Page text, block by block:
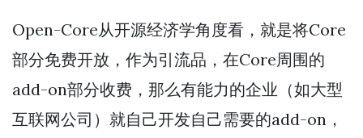
Open-Core从开源经济学角度看，就是将Core
部分免费开放，作为引流品，在Core周围的
add-on部分收费，那么有能力的企业（如大型
互联网公司）就自己开发自己需要的add-on，